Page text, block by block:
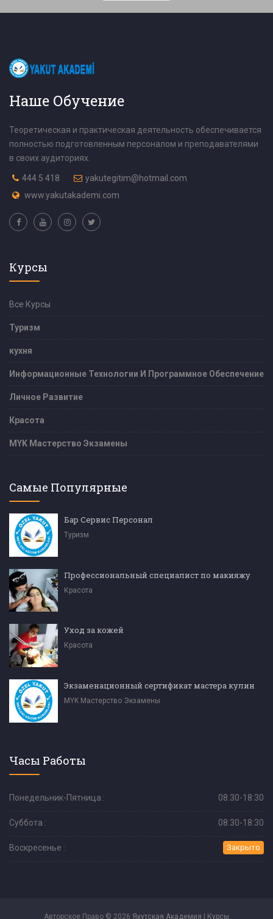
Наше Обучение
Теоретическая и практическая деятельность обеспечивается
полностью подготовленным персоналом и преподавателями
в своих аудиториях.
444 5 418
yakutegitim@hotmail.com
www.yakutakademi.com
Курсы
Все Курсы
Туризм
кухня
Информационные Технологии И Программное Обеспечение
Личное Развитие
Красота
MYK Мастерство Экзамены
Самые Популярные
Бар Сервис Персонал
Туризм
Профессиональный специалист по макияжу
Красота
Уход за кожей
Красота
MYK Мастерство Экзамены
Часы Работы
Понедельник-Пятница : 08:30-18:30
Суббота : 08:30-18:30
Воскресенье : Закрыто
Авторское Право © 2026 Якутская Академия | Курсы